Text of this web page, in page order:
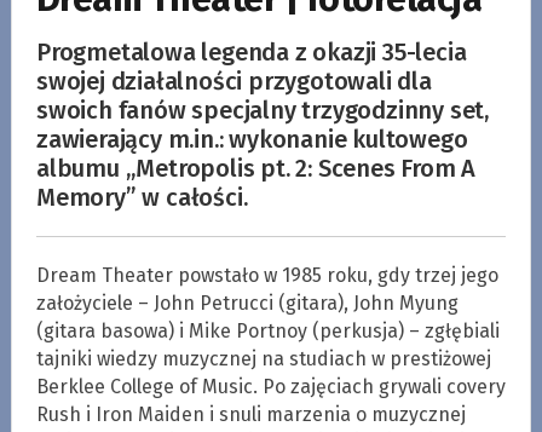
Progmetalowa legenda z okazji 35-lecia
swojej działalności przygotowali dla
swoich fanów specjalny trzygodzinny set,
zawierający m.in.: wykonanie kultowego
albumu „Metropolis pt. 2: Scenes From A
Memory” w całości.
Dream Theater powstało w 1985 roku, gdy trzej jego
założyciele – John Petrucci (gitara), John Myung
(gitara basowa) i Mike Portnoy (perkusja) – zgłębiali
tajniki wiedzy muzycznej na studiach w prestiżowej
Berklee College of Music. Po zajęciach grywali covery
Rush i Iron Maiden i snuli marzenia o muzycznej